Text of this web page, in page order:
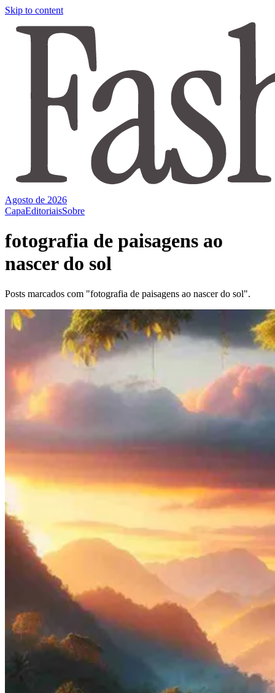
Skip to content
Agosto de 2026
CapaEditoriaisSobre
fotografia de paisagens ao
nascer do sol
Posts marcados com "fotografia de paisagens ao nascer do sol".